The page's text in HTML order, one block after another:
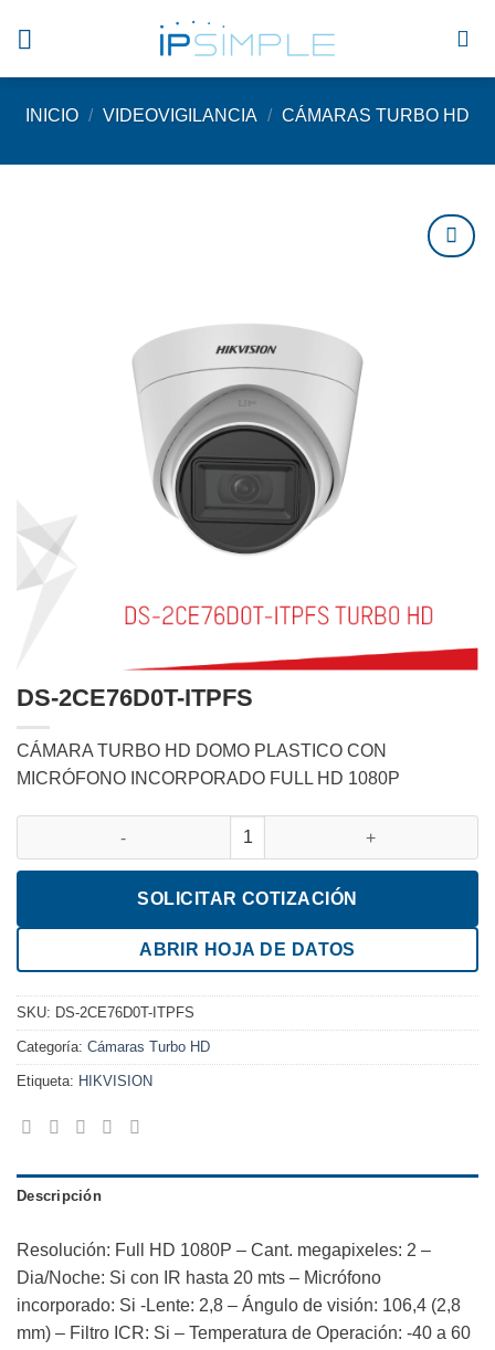
INICIO / VIDEOVIGILANCIA / CÁMARAS TURBO HD
DS-2CE76D0T-ITPFS
CÁMARA TURBO HD DOMO PLASTICO CON
MICRÓFONO INCORPORADO FULL HD 1080P
SOLICITAR COTIZACIÓN
ABRIR HOJA DE DATOS
SKU: DS-2CE76D0T-ITPFS
Categoría: Cámaras Turbo HD
Etiqueta: HIKVISION
Descripción
Resolución: Full HD 1080P – Cant. megapixeles: 2 –
Dia/Noche: Si con IR hasta 20 mts – Micrófono
incorporado: Si -Lente: 2,8 – Ángulo de visión: 106,4 (2,8
mm) – Filtro ICR: Si – Temperatura de Operación: -40 a 60